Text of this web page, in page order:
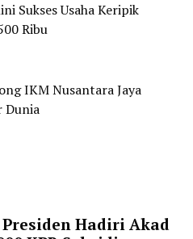
Sukses Usaha Keripik
Ribu
IKM Nusantara Jaya
Dunia